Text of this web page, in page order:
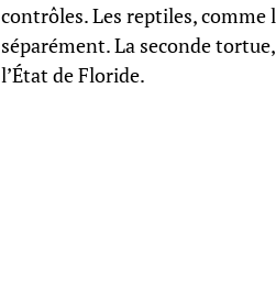
contrôles. Les reptiles, comme
séparément. La seconde
l’État de Floride.